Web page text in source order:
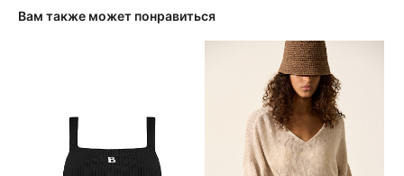
Вам также может понравиться